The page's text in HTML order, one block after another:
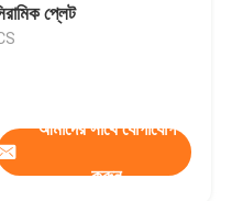
প্লেট
আমাদের সাথে যোগাযোগ
করুন